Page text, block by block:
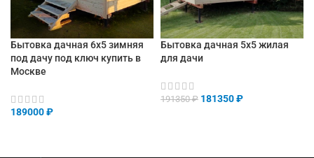
Бытовка дачная 6х5 зимняя
под дачу под ключ купить в
Москве
189000₽
Бытовка дачная 5х5 жилая
для дачи
191350₽ 181350₽